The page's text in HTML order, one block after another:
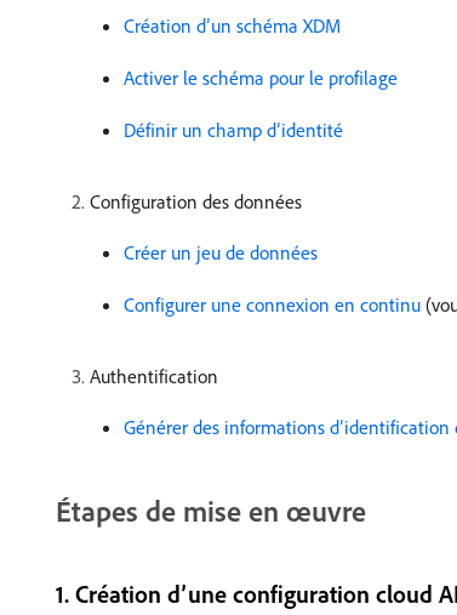
Création d’un schéma XDM
Activer le schéma pour le profilage
Définir un champ d’identité
Configuration des données
Créer un jeu de données
Configurer une connexion en continu
Authentification
Générer des informations d’identification
Étapes de mise en œuvre
​1. Création d’une configuration cloud